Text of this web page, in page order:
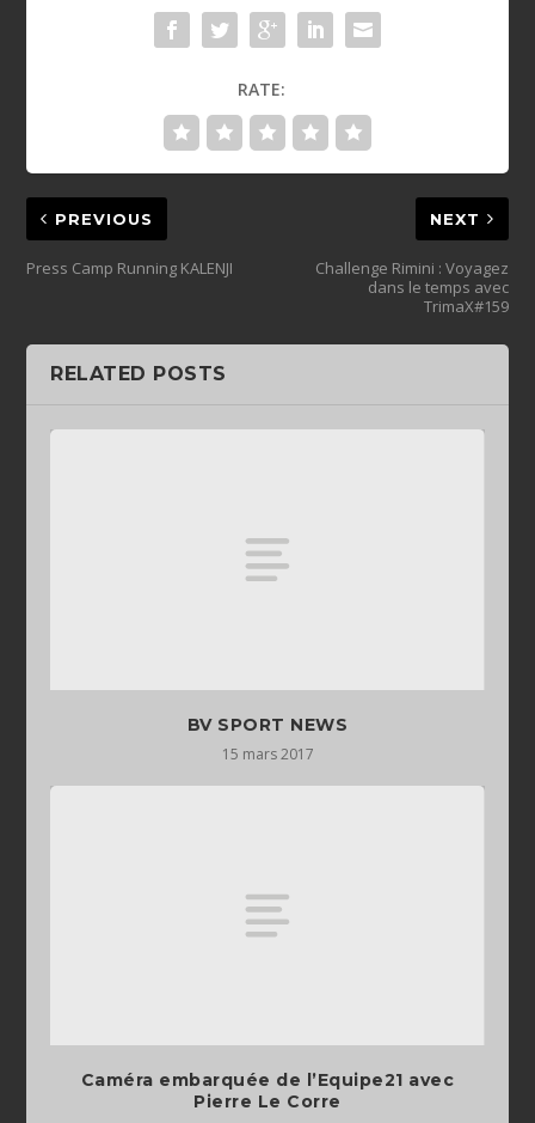
RATE:
PREVIOUS
Press Camp Running KALENJI
NEXT
Challenge Rimini : Voyagez
dans le temps avec
TrimaX#159
RELATED POSTS
BV SPORT NEWS
15 mars 2017
Caméra embarquée de l’Equipe21 avec
Pierre Le Corre